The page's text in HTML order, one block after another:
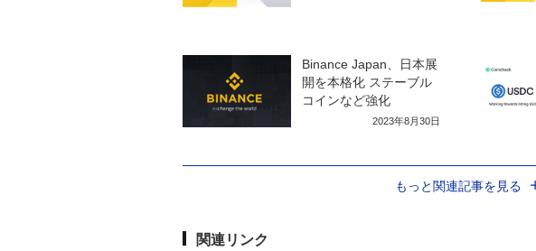
Binance Japan、日本展
開を本格化 ステーブル
コインなど強化
2023年8月30日
もっと関連記事を見る
関連リンク